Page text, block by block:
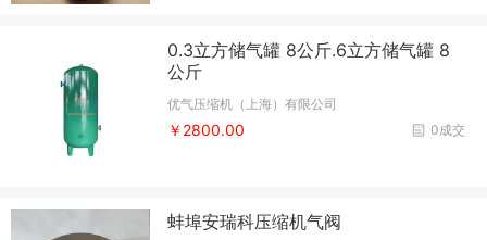
0.3立方储气罐 8公斤.6立方储气罐 8
公斤
优气压缩机（上海）有限公司
0成交
￥2800.00
蚌埠安瑞科压缩机气阀